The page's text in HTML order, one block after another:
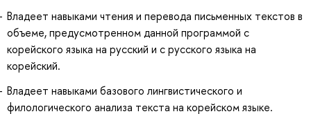
Владеет навыками чтения и перевода письменных текстов в
объеме, предусмотренном данной программой с
корейского языка на русский и с русского языка на
корейский.
Владеет навыками базового лингвистического и
филологического анализа текста на корейском языке.